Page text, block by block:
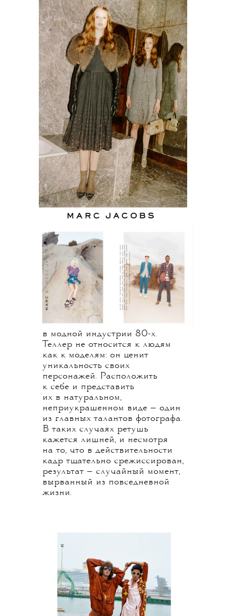
Эффективность образа
Насколько необычной была
фигура Дианы Арбус для
документальной фотографии
60-х, настолько же
провокационным стало
появление документальной
эстетики Юргена Теллера
в модной индустрии 80-х.
Теллер не относится к людям
как к моделям: он ценит
уникальность своих
персонажей. Расположить
к себе и представить
их в натуральном,
неприукрашенном виде — один
из главных талантов фотографа.
В таких случаях ретушь
кажется лишней, и несмотря
на то, что в действительности
кадр тщательно срежиссирован,
результат — случайный момент,
вырванный из повседневной
жизни.